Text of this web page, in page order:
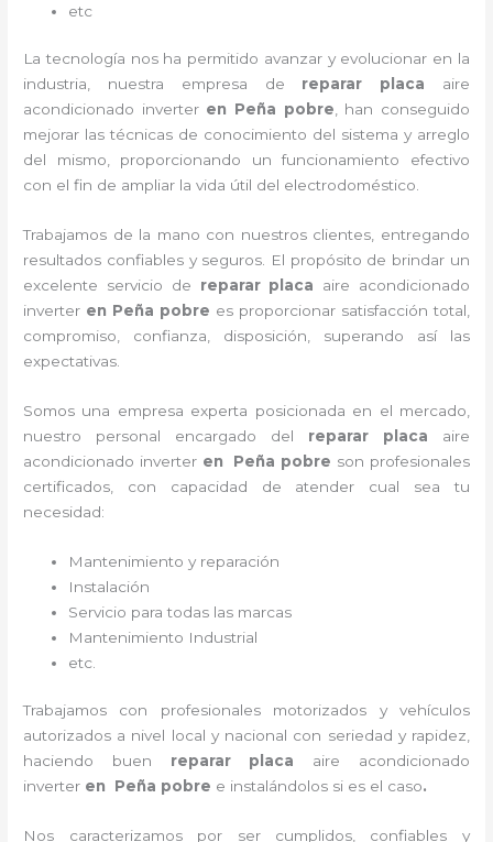
etc
La tecnología nos ha permitido avanzar y evolucionar en la
industria, nuestra empresa de reparar placa
aire
acondicionado inverteren Peña pobre, han conseguido
mejorar las técnicas de conocimiento del sistema y arreglo
del mismo, proporcionando un funcionamiento efectivo
con el fin de ampliar la vida útil del electrodoméstico.
Trabajamos de la mano con nuestros clientes, entregando
resultados confiables y seguros. El propósito de brindar un
excelente servicio de reparar placa
aire acondicionado
inverter en Peña pobre es proporcionar satisfacción total,
compromiso, confianza, disposición, superando así las
expectativas.
Somos una empresa experta posicionada en el mercado,
nuestro personal encargado del reparar placa
aire
acondicionado inverteren Peña pobre son profesionales
certificados, con capacidad de atender cual sea tu
necesidad:
Mantenimiento y reparación
Instalación
Servicio para todas las marcas
Mantenimiento Industrial
etc.
Trabajamos con profesionales motorizados y vehículos
autorizados a nivel local y nacional con seriedad y rapidez,
haciendo buen reparar placa
aire acondicionado
inverter en Peña pobre e instalándolos si es el caso.
Nos caracterizamos por ser cumplidos, confiables y